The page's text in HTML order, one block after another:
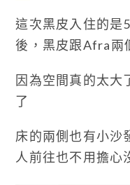
這次黑皮入住的是
後，黑皮跟Afra兩
因為空間真的太大
了
床的兩側也有小沙
人前往也不用擔心